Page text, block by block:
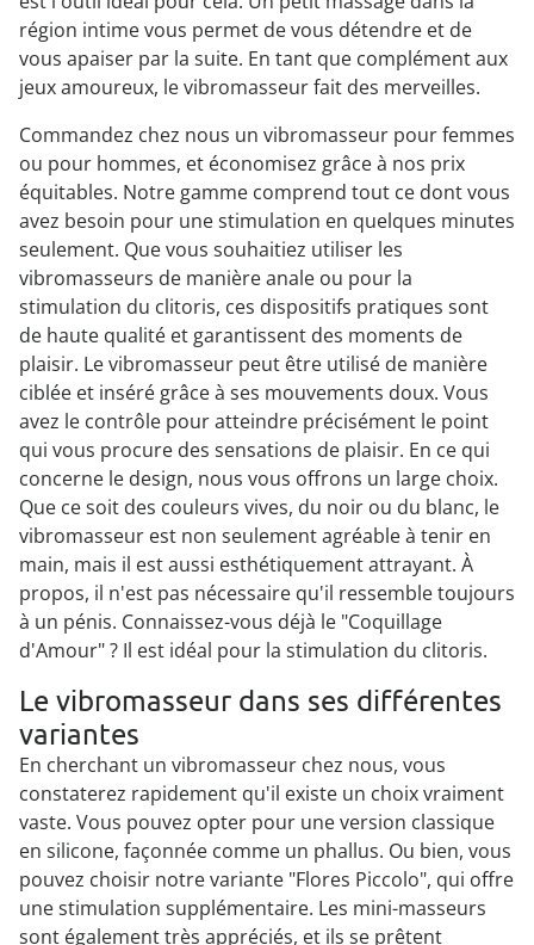
région intime vous permet de vous détendre et de
vous apaiser par la suite. En tant que complément aux
jeux amoureux, le vibromasseur fait des merveilles.
Commandez chez nous un vibromasseur pour femmes
ou pour hommes, et économisez grâce à nos prix
équitables. Notre gamme comprend tout ce dont vous
avez besoin pour une stimulation en quelques minutes
seulement. Que vous souhaitiez utiliser les
vibromasseurs de manière anale ou pour la
stimulation du clitoris, ces dispositifs pratiques sont
de haute qualité et garantissent des moments de
plaisir. Le vibromasseur peut être utilisé de manière
ciblée et inséré grâce à ses mouvements doux. Vous
avez le contrôle pour atteindre précisément le point
qui vous procure des sensations de plaisir. En ce qui
concerne le design, nous vous offrons un large choix.
Que ce soit des couleurs vives, du noir ou du blanc, le
vibromasseur est non seulement agréable à tenir en
main, mais il est aussi esthétiquement attrayant. À
propos, il n'est pas nécessaire qu'il ressemble toujours
à un pénis. Connaissez-vous déjà le "Coquillage
d'Amour" ? Il est idéal pour la stimulation du clitoris.
Le vibromasseur dans ses différentes
variantes
En cherchant un vibromasseur chez nous, vous
constaterez rapidement qu'il existe un choix vraiment
vaste. Vous pouvez opter pour une version classique
en silicone, façonnée comme un phallus. Ou bien, vous
pouvez choisir notre variante "Flores Piccolo", qui offre
une stimulation supplémentaire. Les mini-masseurs
sont également très appréciés, et ils se prêtent